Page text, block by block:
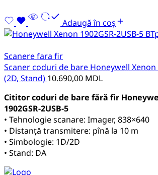
Adaugă în coș
Scanere fara fir
Scaner coduri de bare Honeywell Xenon
(2D, Stand) 10.690,00 MDL
Cititor coduri de bare fără fir
1902GSR-2USB-5
• Tehnologie scanare: Imager, 838×640
• Distanță transmitere: pînă la 10 m
• Simbologie: 1D/2D
• Stand: DA